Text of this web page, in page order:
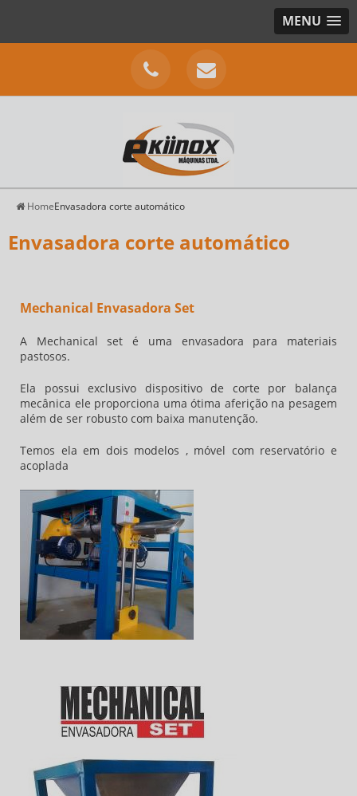
MENU
HomeEnvasadora corte automático
Envasadora corte automático
Mechanical Envasadora Set
A Mechanical set é uma envasadora para materiais
pastosos.
Ela possui exclusivo dispositivo de corte por balança
mecânica ele proporciona uma ótima aferição na pesagem
além de ser robusto com baixa manutenção.
Temos ela em dois modelos , móvel com reservatório e
acoplada